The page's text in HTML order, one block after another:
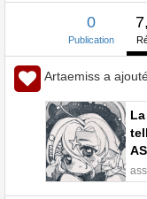
0
Publication
Artaemiss a